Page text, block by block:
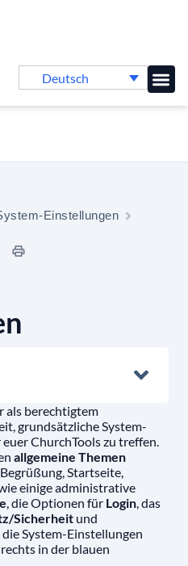
Deutsch
Einstellungen
als berechtigtem
grundsätzliche System-
ChurchTools zu treffen.
allgemeine Themen
Startseite,
einige administrative
, die Optionen für Login, das
Sicherheit und
System-Einstellungen
in der blauen